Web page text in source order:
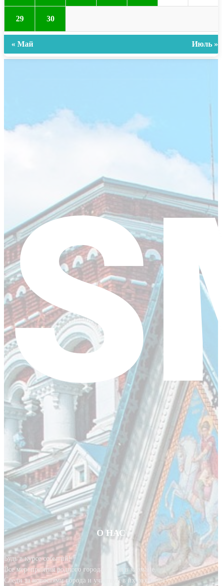
29 30
« Май Июль »
О НАС
Будь в курсе событий!
Все мероприятия родного города у тебя в кармане.
Следи за новостями города и участвуй в их создании!